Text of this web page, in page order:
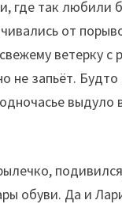
где так любили
от
ветерку с
не запьёт.
выдуло
обуви. Да и